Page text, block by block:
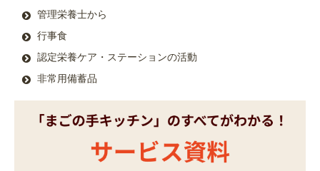
管理栄養士から
行事食
認定栄養ケア・ステーションの活動
非常用備蓄品